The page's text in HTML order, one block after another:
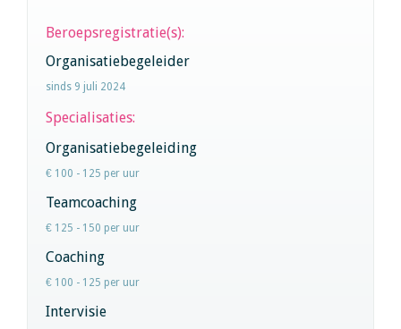
Beroepsregistratie(s):
Organisatiebegeleider
sinds 9 juli 2024
Specialisaties:
Organisatiebegeleiding
€ 100 - 125 per uur
Teamcoaching
€ 125 - 150 per uur
Coaching
€ 100 - 125 per uur
Intervisie